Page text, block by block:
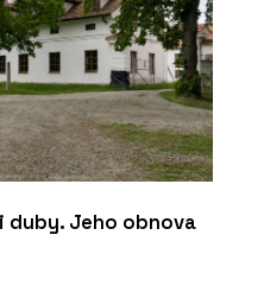
duby. Jeho obnova